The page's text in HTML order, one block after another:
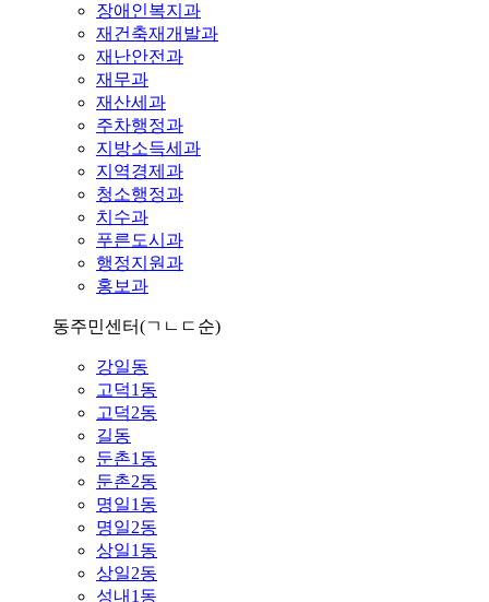
장애인복지과
재건축재개발과
재난안전과
재무과
재산세과
주차행정과
지방소득세과
지역경제과
청소행정과
치수과
푸른도시과
행정지원과
홍보과
동주민센터(ㄱㄴㄷ순)
강일동
고덕1동
고덕2동
길동
둔촌1동
둔촌2동
명일1동
명일2동
상일1동
상일2동
성내1동